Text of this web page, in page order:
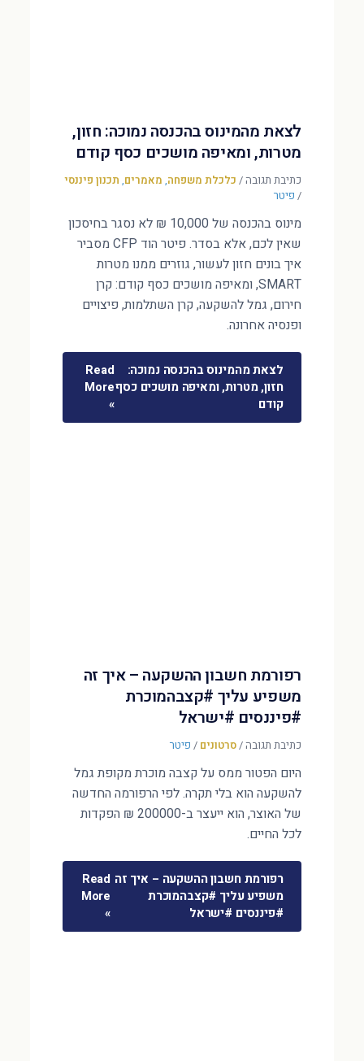
לצאת מהמינוס בהכנסה נמוכה: חזון,
מטרות, ומאיפה מושכים כסף קודם
כתיבת תגובה/ כלכלת משפחה, מאמרים, תכנון פיננסי
/ פיטר
מינוס בהכנסה של 10,000 ₪ לא נסגר בחיסכון
שאין לכם, אלא בסדר. פיטר הוד CFP מסביר
איך בונים חזון לעשור, גוזרים ממנו מטרות
SMART, ומאיפה מושכים כסף קודם: קרן
חירום, גמל להשקעה, קרן השתלמות, פיצויים
ופנסיה אחרונה.
לצאת מהמינוס בהכנסה נמוכה:
חזון, מטרות, ומאיפה מושכים כסף
קודם
Read
More
»
רפורמת חשבון ההשקעה – איך זה
משפיע עליך #קצבהמוכרת
#פיננסים #ישראל
כתיבת תגובה/סרטונים / פיטר
היום הפטור ממס על קצבה מוכרת מקופת גמל
להשקעה הוא בלי תקרה. לפי הרפורמה החדשה
של האוצר, הוא ייעצר ב-200000 ₪ הפקדות
לכל החיים.
רפורמת חשבון ההשקעה – איך זה
משפיע עליך #קצבהמוכרת
#פיננסים #ישראל
Read
More
»